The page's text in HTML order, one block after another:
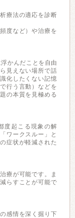
療法の適応を診断
度など）や治療を
かんだことを自由
見えない場所で話
化したくない記憶
行う言動）などを
の本質を見極める
度起こる現象の解
ワークスルー」と
症状が軽減された
療が可能です。ま
らすことが可能で
感情を深く掘り下